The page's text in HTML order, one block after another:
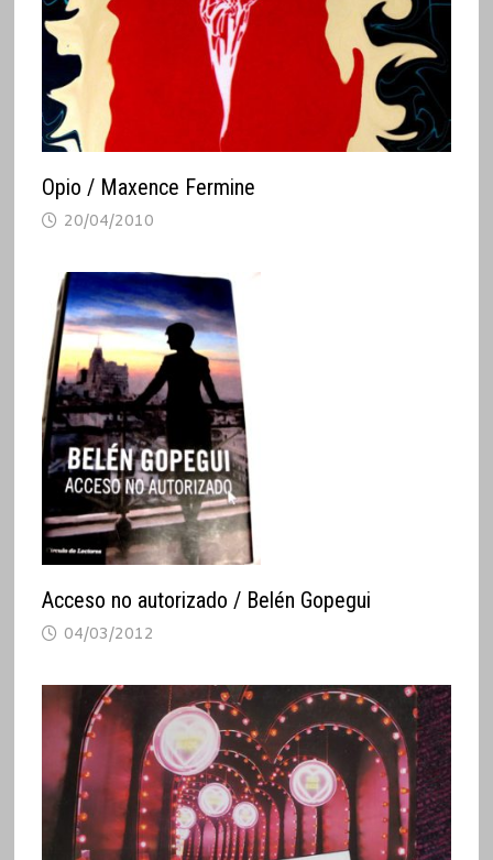
Opio / Maxence Fermine
20/04/2010
Acceso no autorizado / Belén Gopegui
04/03/2012